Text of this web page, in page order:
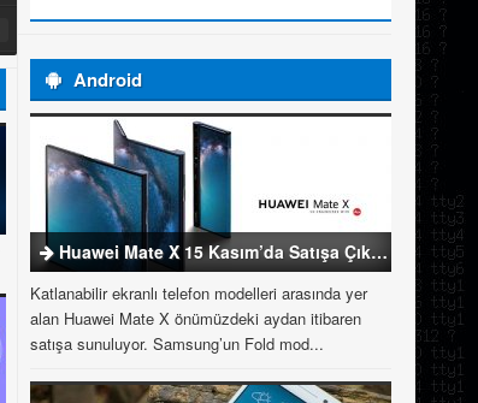
Android
Huawei Mate X 15 Kasım’da Satışa Çıkıyor
Katlanabilir ekranlı telefon modelleri arasında yer
alan Huawei Mate X önümüzdeki aydan itibaren
satışa sunuluyor. Samsung’un Fold mod...